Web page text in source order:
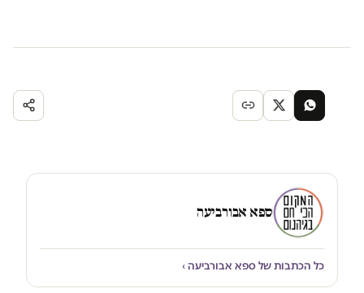
ספא אבורביעה
כל הכתבות של ספא אבורביעה ›